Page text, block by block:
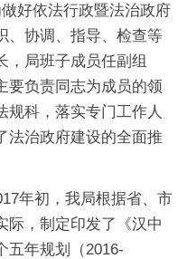
好依法行政暨法治政府
、协调、指导、检查等
，局班子成员任副组
要负责同志为成员的领
规科，落实专门工作人
法治政府建设的全面推
年初，我局根据省、市
际，制定印发了《汉中
五年规划（2016-